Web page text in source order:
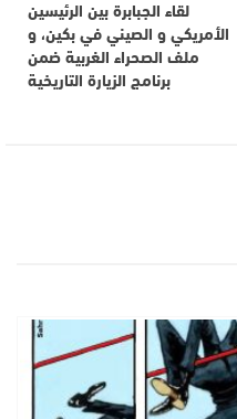
لقاء الجبابرة بين الرئيسين
الأمريكي و الصيني في بكين، و
ملف الصحراء الغربية ضمن
برنامج الزيارة التاريخية